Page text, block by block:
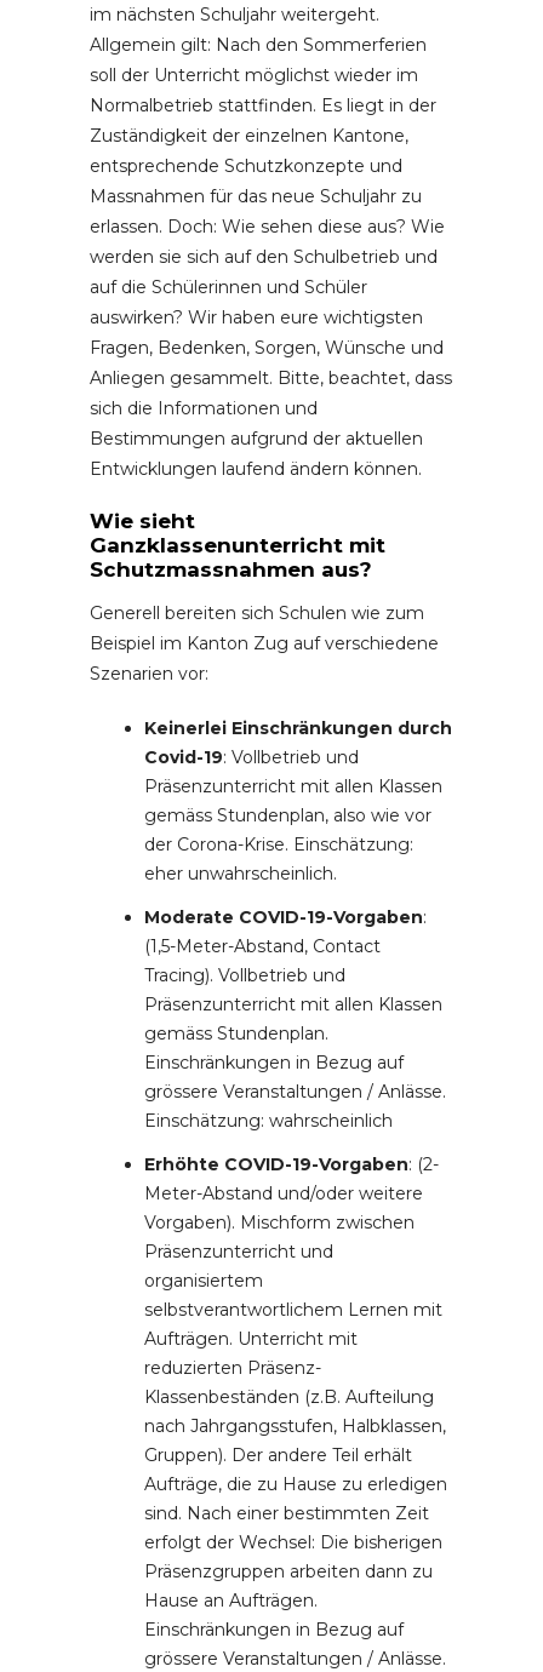
im nächsten Schuljahr weitergeht.
Allgemein gilt: Nach den Sommerferien
soll der Unterricht möglichst wieder im
Normalbetrieb stattfinden. Es liegt in der
Zuständigkeit der einzelnen Kantone,
entsprechende Schutzkonzepte und
Massnahmen für das neue Schuljahr zu
erlassen. Doch: Wie sehen diese aus? Wie
werden sie sich auf den Schulbetrieb und
auf die Schülerinnen und Schüler
auswirken? Wir haben eure wichtigsten
Fragen, Bedenken, Sorgen, Wünsche und
Anliegen gesammelt. Bitte, beachtet, dass
sich die Informationen und
Bestimmungen aufgrund der aktuellen
Entwicklungen laufend ändern können.
Wie sieht
Ganzklassenunterricht mit
Schutzmassnahmen aus?
Generell bereiten sich Schulen wie zum
Beispiel im Kanton Zug auf verschiedene
Szenarien vor:
Keinerlei Einschränkungen durch
Covid-19: Vollbetrieb und
Präsenzunterricht mit allen Klassen
gemäss Stundenplan, also wie vor
der Corona-Krise. Einschätzung:
eher unwahrscheinlich.
Moderate COVID-19-Vorgaben:
(1,5-Meter-Abstand, Contact
Tracing). Vollbetrieb und
Präsenzunterricht mit allen Klassen
gemäss Stundenplan.
Einschränkungen in Bezug auf
grössere Veranstaltungen / Anlässe.
Einschätzung: wahrscheinlich
Erhöhte COVID-19-Vorgaben: (2-
Meter-Abstand und/oder weitere
Vorgaben). Mischform zwischen
Präsenzunterricht und
organisiertem
selbstverantwortlichem Lernen mit
Aufträgen. Unterricht mit
reduzierten Präsenz-
Klassenbeständen (z.B. Aufteilung
nach Jahrgangsstufen, Halbklassen,
Gruppen). Der andere Teil erhält
Aufträge, die zu Hause zu erledigen
sind. Nach einer bestimmten Zeit
erfolgt der Wechsel: Die bisherigen
Präsenzgruppen arbeiten dann zu
Hause an Aufträgen.
Einschränkungen in Bezug auf
grössere Veranstaltungen / Anlässe.